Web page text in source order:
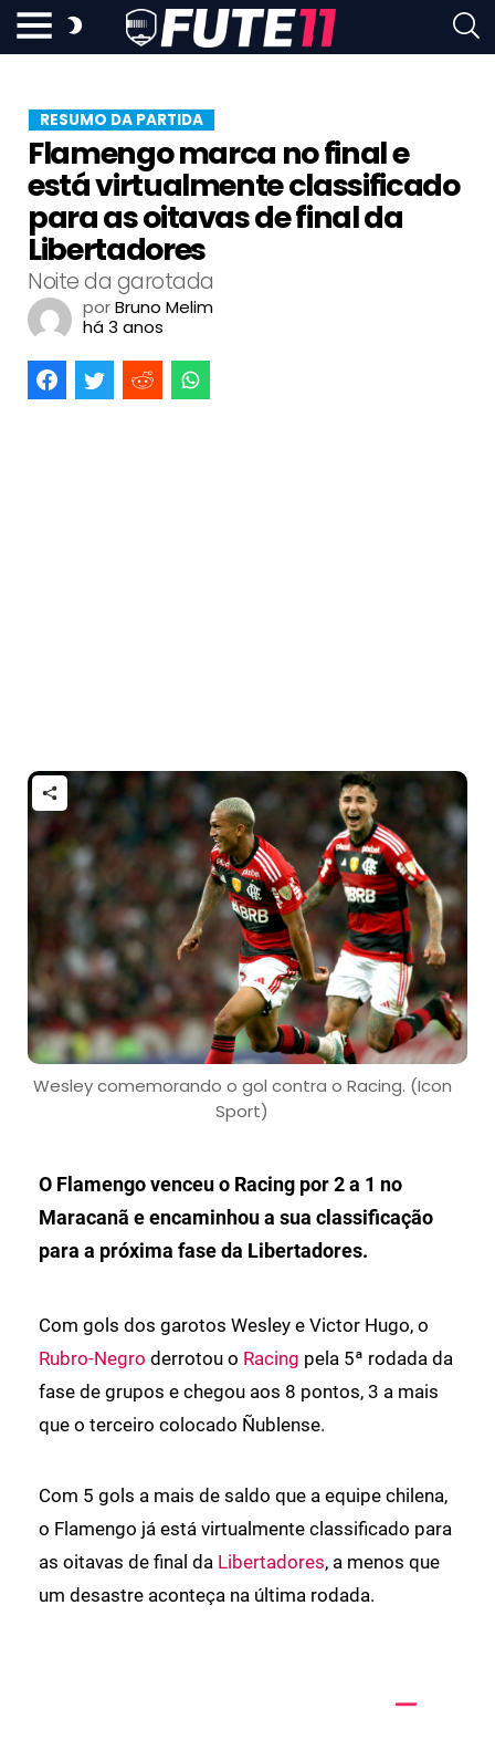
RESUMO DA PARTIDA
Flamengo marca no final e
está virtualmente classificado
para as oitavas de final da
Libertadores
Noite da garotada
porBruno Melim
há 3 anos
Wesley comemorando o gol contra o Racing. (Icon
Sport)
O Flamengo venceu o Racing por 2 a 1 no
Maracanã e encaminhou a sua classificação
para a próxima fase da Libertadores.
Com gols dos garotos Wesley e Victor Hugo, o
Rubro-Negro derrotou o Racing pela 5ª rodada da
fase de grupos e chegou aos 8 pontos, 3 a mais
que o terceiro colocado Ñublense.
Com 5 gols a mais de saldo que a equipe chilena,
o Flamengo já está virtualmente classificado para
as oitavas de final da Libertadores, a menos que
um desastre aconteça na última rodada.